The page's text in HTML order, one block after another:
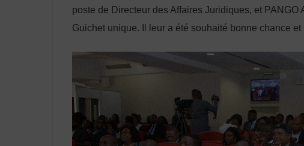
poste de Directeur des Affaires Juridiques, et
Guichet unique. Il leur a été souhaité bonne chance